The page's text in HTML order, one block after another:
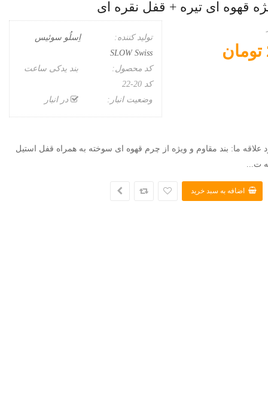
قهوه ای تیره + قفل نقره ای
تولید کننده:
اِسلُو سوئیس
SLOW Swiss
کد محصول:
بند یدکی ساعت
کد 20-22
وضعیت انبار:
در انبار
علاقه ما: بند مقاوم و ویژه از چرم قهوه ای سوخته به همراه قفل استیل
ت...